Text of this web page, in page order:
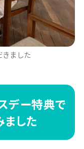
きました
デー特典で
ました